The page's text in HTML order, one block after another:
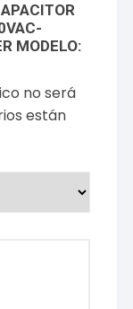
MODELO:
no será
están